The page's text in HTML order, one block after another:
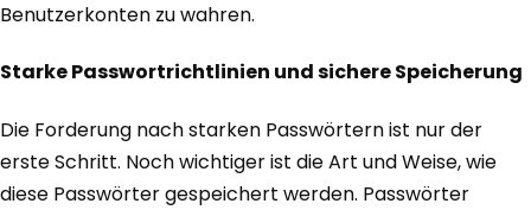
Benutzerkonten zu wahren.
Starke Passwortrichtlinien und sichere Speicherung
Die Forderung nach starken Passwörtern ist nur der
erste Schritt. Noch wichtiger ist die Art und Weise, wie
diese Passwörter gespeichert werden. Passwörter